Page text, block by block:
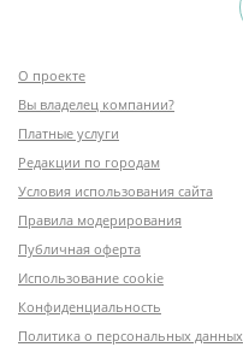
О проекте
Вы владелец компании?
Платные услуги
Редакции по городам
Условия использования сайта
Правила модерирования
Публичная оферта
Использование cookie
Конфиденциальность
Политика о персональных данных